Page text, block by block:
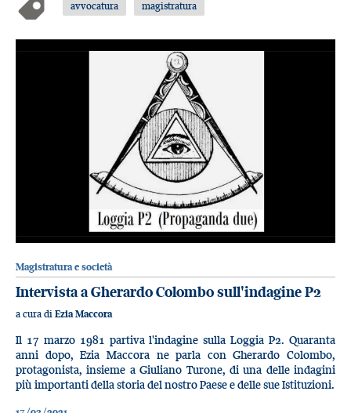
avvocatura magistratura
Magistratura e società
Intervista a Gherardo Colombo sull'indagine P2
a cura di Ezia Maccora
Il 17 marzo 1981 partiva l'indagine sulla Loggia P2. Quaranta
anni dopo, Ezia Maccora ne parla con Gherardo Colombo,
protagonista, insieme a Giuliano Turone, di una delle indagini
più importanti della storia del nostro Paese e delle sue Istituzioni.